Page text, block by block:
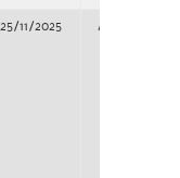
25/11/2025 Adjudicación